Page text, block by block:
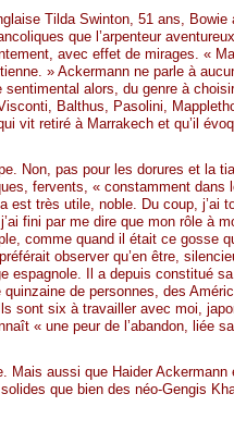
Tilda Swinton, 51 ans,
que l’arpenteur
avec effet de mirages. «
» Ackermann ne parle à
alors, du genre à
Balthus, Pasolini,
vit retiré à Marrakech et qu’il
Non, pas pour les dorures et la
fervents, « constamment dans
est très utile, noble. Du coup, j’ai
fini par me dire que mon rôle à
comme quand il était ce gosse
observer qu’en être,
espagnole. Il a depuis constitué
de personnes, des
sont six à travailler avec moi,
« une peur de l’abandon, liée
Mais aussi que Haider Ackermann
que bien des néo-Gengis